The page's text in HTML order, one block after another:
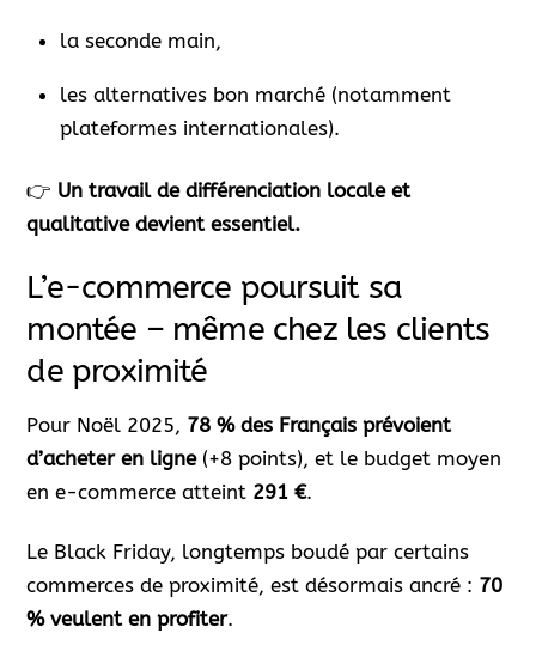
la seconde main,
les alternatives bon marché (notamment
plateformes internationales).
👉 Un travail de différenciation locale et
qualitative devient essentiel.
L’e-commerce poursuit sa
montée – même chez les clients
de proximité
Pour Noël 2025, 78 % des Français prévoient
d’acheter en ligne(+8 points), et le budget moyen
en e-commerce atteint 291 €.
Le Black Friday, longtemps boudé par certains
commerces de proximité, est désormais ancré : 70
% veulent en profiter.